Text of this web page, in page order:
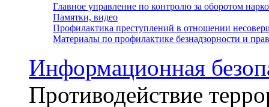
Главное управление по контролю за оборотом
Памятки, видео
Профилактика преступлений в отношении
Материалы по профилактике безнадзорности и
Информационная
Противодействие